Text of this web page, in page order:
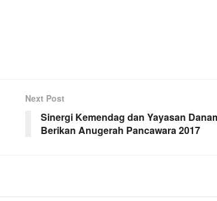
Next Post
Sinergi Kemendag dan Yayasan
Berikan Anugerah Pancawara 2017